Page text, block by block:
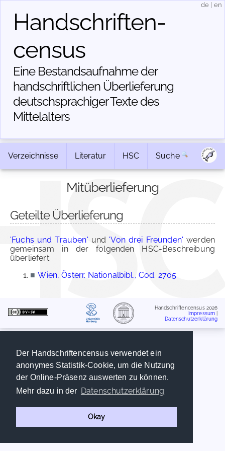
Der Handschriftencensus verwendet ein
anonymes Statistik-Cookie, um die Nutzung
der Online-Präsenz auswerten zu können.
Mehr dazu in der Datenschutzerklärung
Okay
Handschriften­
census
Eine Bestandsaufnahme der
handschriftlichen Über­lieferung
deutschsprachiger Texte des
Mittelalters
de en
Verzeichnisse Literatur HSC Suche
Mitüberlieferung
Geteilte Überlieferung
'Fuchs und Trauben'und 'Von drei Freunden' werden
gemeinsam in der folgenden HSC-Beschreibung
überliefert:
■ Wien, Österr. Nationalbibl., Cod. 2705
Handschriftencensus 2026
Impressum
Datenschutzerklärung